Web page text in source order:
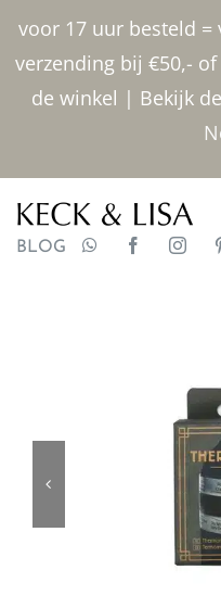
voor 17 uur besteld
verzending bij €50,-
de winkel | Bekijk
inhoud
BLOG